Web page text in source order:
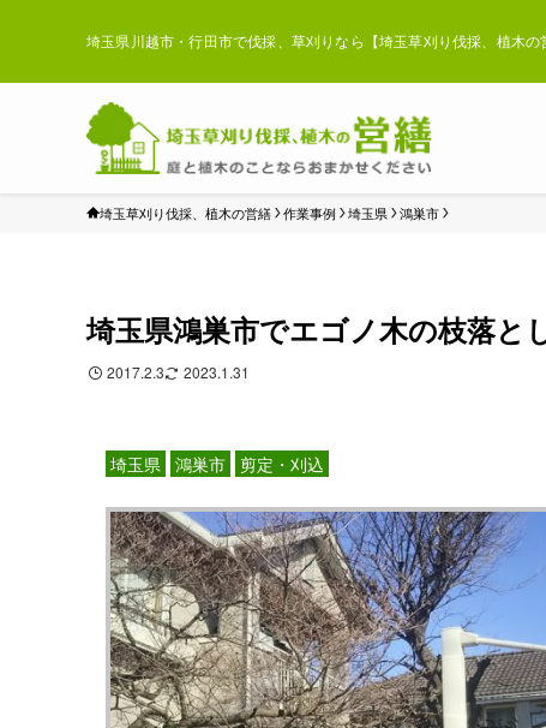
埼玉県川越市・行田市で伐採、草刈りなら【埼玉草刈り伐採、植木
埼玉草刈り伐採、植木の営繕 作業事例 埼玉県 鴻巣市
埼玉県鴻巣市でエゴノ木の枝落と
2017.2.3 2023.1.31
埼玉県 鴻巣市 剪定・刈込